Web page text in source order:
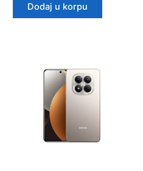
Dodaj u korpu